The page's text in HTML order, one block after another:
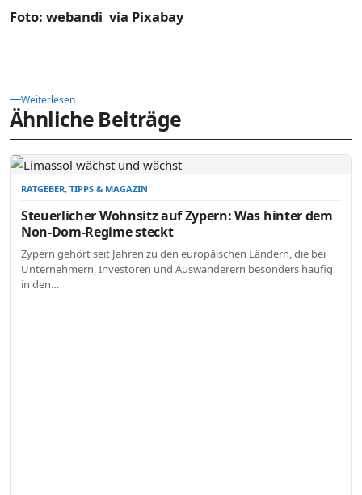
Foto: webandi via Pixabay
Weiterlesen
Ähnliche Beiträge
RATGEBER, TIPPS & MAGAZIN
Steuerlicher Wohnsitz auf Zypern: Was hinter dem
Non-Dom-Regime steckt
Zypern gehört seit Jahren zu den europäischen Ländern, die bei
Unternehmern, Investoren und Auswanderern besonders häufig
in den…